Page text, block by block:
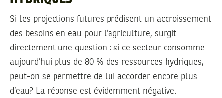
Si les projections futures prédisent un accroissement
des besoins en eau pour l’agriculture, surgit
directement une question : si ce secteur consomme
aujourd’hui plus de 80 % des ressources hydriques,
peut-on se permettre de lui accorder encore plus
d’eau? La réponse est évidemment négative.